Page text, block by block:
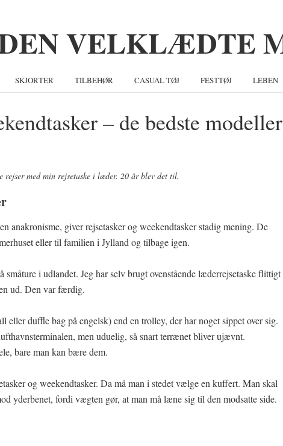
SKJORTER TILBEHØR CASUAL TØJ FESTTØJ LEBEN
– de bedste modeller
rejser med min rejsetaske i læder. 20 år blev det til.
anakronisme, giver rejsetasker og weekendtasker stadig mening. De
eller til familien i Jylland og tilbage igen.
i udlandet. Jeg har selv brugt ovenstående læderrejsetaske flittigt
ud. Den var færdig.
eller duffle bag på engelsk) end en trolley, der har noget sippet over sig.
men uduelig, så snart terrænet bliver ujævnt.
bare man kan bære dem.
og weekendtasker. Da må man i stedet vælge en kuffert. Man skal
yderbenet, fordi vægten gør, at man må læne sig til den modsatte side.